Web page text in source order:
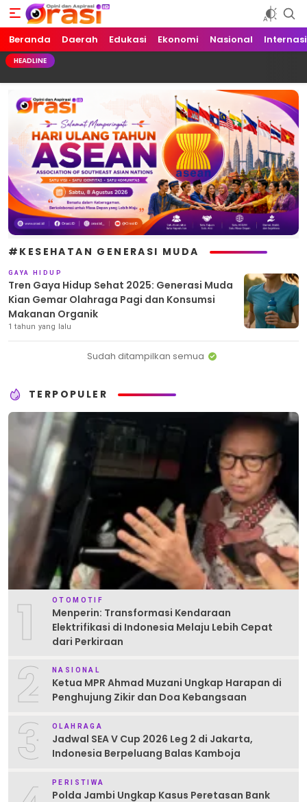
Orasi.ID
Opini dan Aspirasi!
Beranda Daerah Edukasi Ekonomi Nasional
HEADLINE
#KESEHATAN GENERASI MUDA
GAYA HIDUP
Tren Gaya Hidup Sehat 2025: Generasi Muda
Kian Gemar Olahraga Pagi dan Konsumsi
Makanan Organik
1 tahun yang lalu
Sudah ditampilkan semua
TERPOPULER
1 OTOMOTIF
Menperin: Transformasi Kendaraan
Elektrifikasi di Indonesia Melaju Lebih Cepat
dari Perkiraan
2 NASIONAL
Ketua MPR Ahmad Muzani Ungkap Harapan di
Penghujung Zikir dan Doa Kebangsaan
3 OLAHRAGA
Jadwal SEA V Cup 2026 Leg 2 di Jakarta,
Indonesia Berpeluang Balas Kamboja
PERISTIWA
Polda Jambi Ungkap Kasus Peretasan Bank